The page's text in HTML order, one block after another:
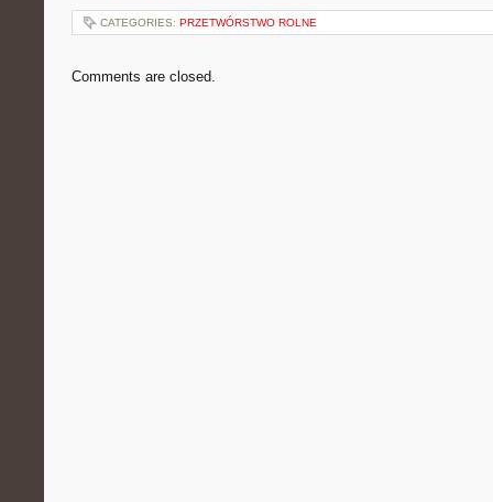
CATEGORIES: PRZETWÓRSTWO ROLNE
Comments are closed.